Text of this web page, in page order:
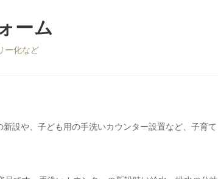
ーム
ー化など
設や、子ども用の手洗いカウンター設置など、子育て